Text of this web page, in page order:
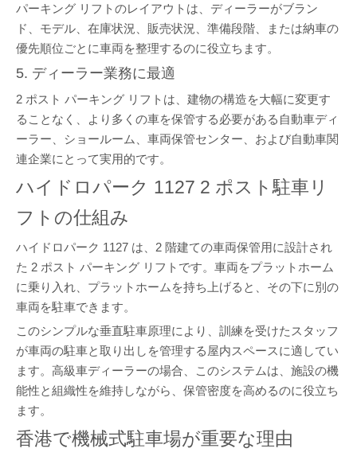
パーキング リフトのレイアウトは、ディーラーがブラン
ド、モデル、在庫状況、販売状況、準備段階、または納車の
優先順位ごとに車両を整理するのに役立ちます。
5. ディーラー業務に最適
2 ポスト パーキング リフトは、建物の構造を大幅に変更す
ることなく、より多くの車を保管する必要がある自動車ディ
ーラー、ショールーム、車両保管センター、および自動車関
連企業にとって実用的です。
ハイドロパーク 1127 2 ポスト駐車リ
フトの仕組み
ハイドロパーク 1127 は、2 階建ての車両保管用に設計され
た 2 ポスト パーキング リフトです。車両をプラットホーム
に乗り入れ、プラットホームを持ち上げると、その下に別の
車両を駐車できます。
このシンプルな垂直駐車原理により、訓練を受けたスタッフ
が車両の駐車と取り出しを管理する屋内スペースに適してい
ます。高級車ディーラーの場合、このシステムは、施設の機
能性と組織性を維持しながら、保管密度を高めるのに役立ち
ます。
香港で機械式駐車場が重要な理由